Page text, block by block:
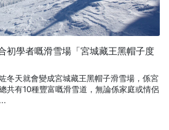
初學者嘅滑雪場「宮城藏王黑帽子度
冬天就會變成宮城藏王黑帽子滑雪場，係宮
共有10種豐富嘅滑雪道，無論係家庭或情侶